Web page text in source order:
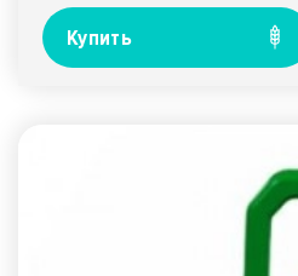
Купить